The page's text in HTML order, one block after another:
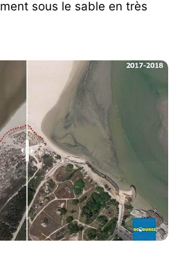
sous le sable en très